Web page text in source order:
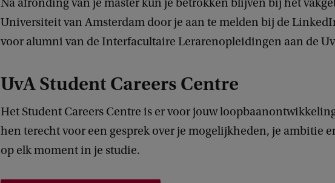
Na afronding van je master kun je betrokken blijven bij het
Universiteit van Amsterdam door je aan te melden bij de
voor alumni van de Interfacultaire Lerarenopleidingen aan de
UvA Student Careers Centre
Het Student Careers Centre is er voor jouw
hen terecht voor een gesprek over je mogelijkheden, je ambitie
op elk moment in je studie.